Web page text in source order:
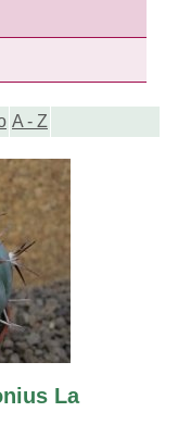
A - Z
La